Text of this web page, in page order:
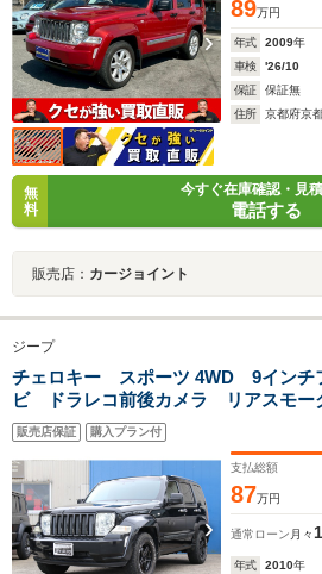
89万円
年式 2009年
車検
'26/10
保証
保証無
住所
京都府京
無
料
今すぐ在庫確認・見
電話する
販売店： カージョイント
ジープ
チェロキー スポーツ 4WD 9インチ
ビ ドラレコ前後カメラ リアスモ
TVフルセグ Bluetooth バックカメ
ス KEEELERホイール オープンカン
イヤ
販売店保証 購入プラン付
支払総額
87万円
通常ローン 月々
年式 2010年